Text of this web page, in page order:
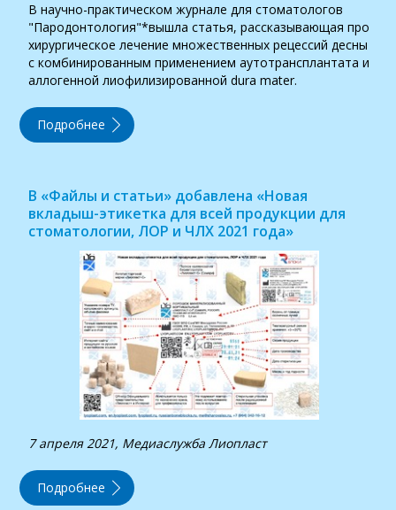
В научно-практическом журнале для стоматологов
"Пародонтология"*вышла статья, рассказывающая про
хирургическое лечение множественных рецессий десны
с комбинированным применением аутотрансплантата и
аллогенной лиофилизированной dura mater.
Подробнее
В «Файлы и статьи» добавлена «Новая
вкладыш-этикетка для всей продукции для
стоматологии, ЛОР и ЧЛХ 2021 года»
7 апреля 2021, Медиаслужба Лиопласт
Подробнее